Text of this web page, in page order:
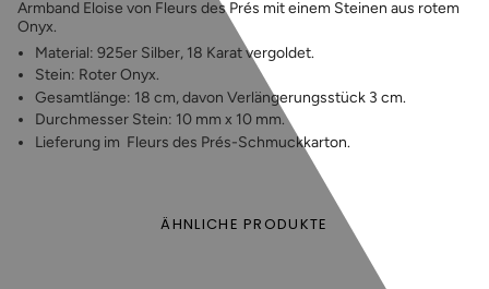
Armband Eloise von Fleurs des Prés mit einem Steinen aus rotem
Onyx.
Material: 925er Silber, 18 Karat vergoldet.
Stein: Roter Onyx.
Gesamtlänge: 18 cm, davon Verlängerungsstück 3 cm.
Durchmesser Stein: 10 mm x 10 mm.
Lieferung im Fleurs des Prés-Schmuckkarton.
ÄHNLICHE PRODUKTE